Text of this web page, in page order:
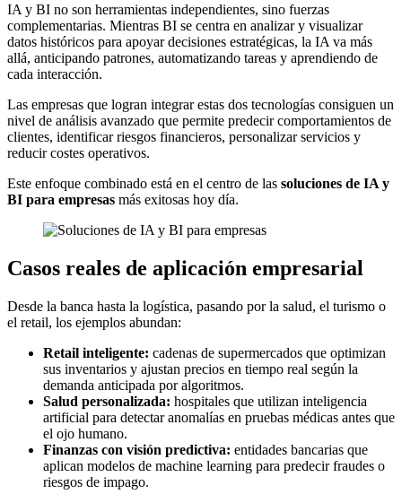
IA y BI no son herramientas independientes, sino fuerzas
complementarias. Mientras BI se centra en analizar y visualizar
datos históricos para apoyar decisiones estratégicas, la IA va más
allá, anticipando patrones, automatizando tareas y aprendiendo de
cada interacción.
Las empresas que logran integrar estas dos tecnologías consiguen un
nivel de análisis avanzado que permite predecir comportamientos de
clientes, identificar riesgos financieros, personalizar servicios y
reducir costes operativos.
Este enfoque combinado está en el centro de las soluciones de IA y
BI para empresas más exitosas hoy día.
Casos reales de aplicación empresarial
Desde la banca hasta la logística, pasando por la salud, el turismo o
el retail, los ejemplos abundan:
Retail inteligente: cadenas de supermercados que optimizan
sus inventarios y ajustan precios en tiempo real según la
demanda anticipada por algoritmos.
Salud personalizada: hospitales que utilizan inteligencia
artificial para detectar anomalías en pruebas médicas antes que
el ojo humano.
Finanzas con visión predictiva: entidades bancarias que
aplican modelos de machine learning para predecir fraudes o
riesgos de impago.